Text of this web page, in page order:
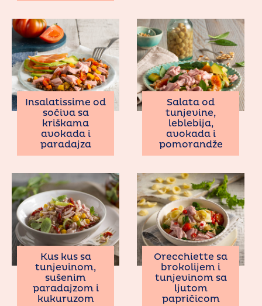
Insalatissime od
sočiva sa
kriškama
avokada i
paradajza
Salata od
tunjevine,
leblebija,
avokada i
pomorandže
Kus kus sa
tunjevinom,
sušenim
paradajzom i
kukuruzom
Orecchiette sa
brokolijem i
tunjevinom sa
ljutom
papričicom